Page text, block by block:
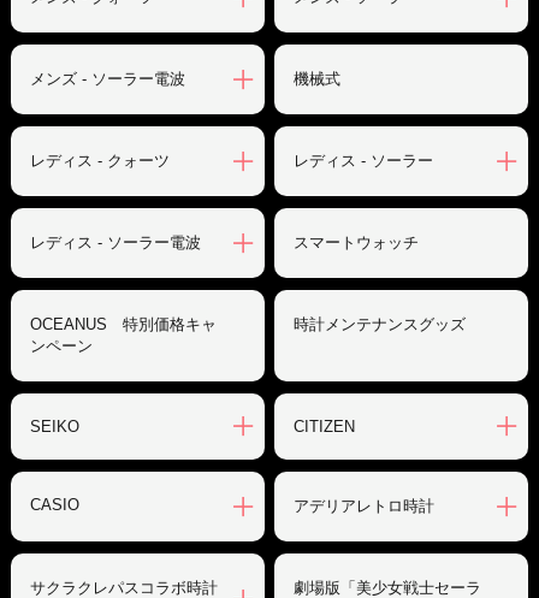
メンズ - ソーラー電波 機械式
レディス - クォーツ レディス - ソーラー
レディス - ソーラー電波 スマートウォッチ
OCEANUS 特別価格キャ
ンペーン
時計メンテナンスグッズ
SEIKO CITIZEN
CASIO アデリアレトロ時計
サクラクレパスコラボ時計
劇場版「美少女戦士セーラ